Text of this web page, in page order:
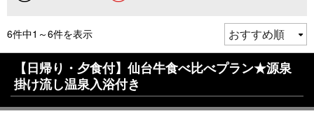
6件中1～6件を表示
【日帰り・夕食付】仙台牛食べ比べプラン★源泉
掛け流し温泉入浴付き